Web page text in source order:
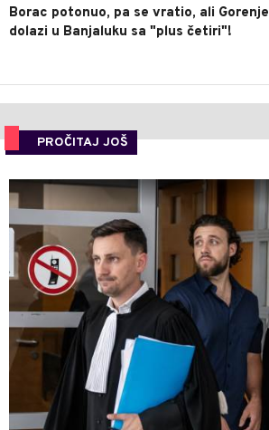
Borac potonuo, pa se vratio, ali Gorenje
dolazi u Banjaluku sa "plus četiri"!
PROČITAJ JOŠ